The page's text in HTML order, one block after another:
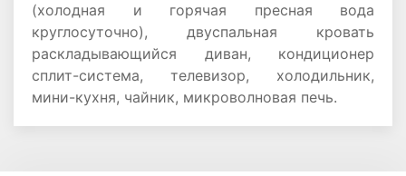
(холодная и горячая пресная вода
круглосуточно), двуспальная кровать
раскладывающийся диван, кондиционер
сплит-система, телевизор, холодильник,
мини-кухня, чайник, микроволновая печь.